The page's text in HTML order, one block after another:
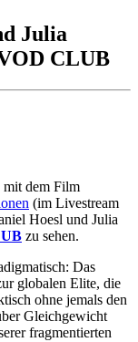
Julia
CLUB
mit dem Film
(im Livestream
Hoesl und Julia
zu sehen.
Das
globalen Elite, die
ohne jemals den
Gleichgewicht
fragmentierten